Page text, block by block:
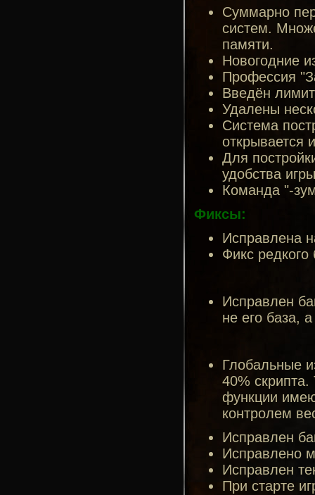
Суммарно
систем.
памяти.
Новогодние
Профессия
Введён лимит
Удалены
Система
открывается
Для
удобства
Команда "-
Фиксы:
Исправлена
Фикс редкого
Исправлен
не его база,
Глобальные
40%
функции
контролем
Исправлен
Исправлено
Исправлен
При старте